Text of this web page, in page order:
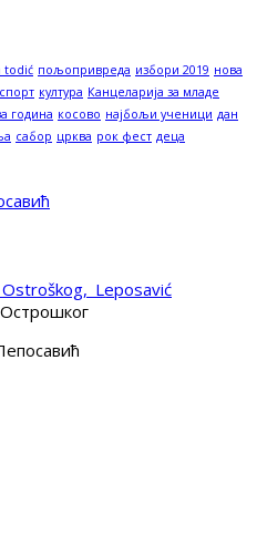
todić пољопривреда избори 2019 нова
спорт култура Канцеларија за младе
година косово најбољи ученици дан
сабор црква рок фест деца